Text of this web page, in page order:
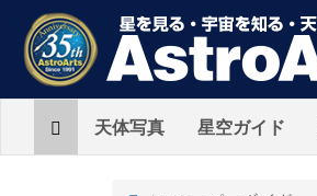
Home天体写真 星空ガイド